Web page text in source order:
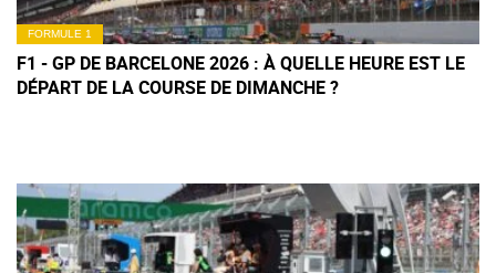
FORMULE 1
F1 - GP DE BARCELONE 2026 : À QUELLE HEURE EST LE
DÉPART DE LA COURSE DE DIMANCHE ?